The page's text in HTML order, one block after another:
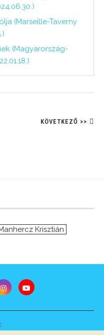
(Marseille-Taverny
(Magyarország-
KÖVETKEZŐ >>
Krisztián